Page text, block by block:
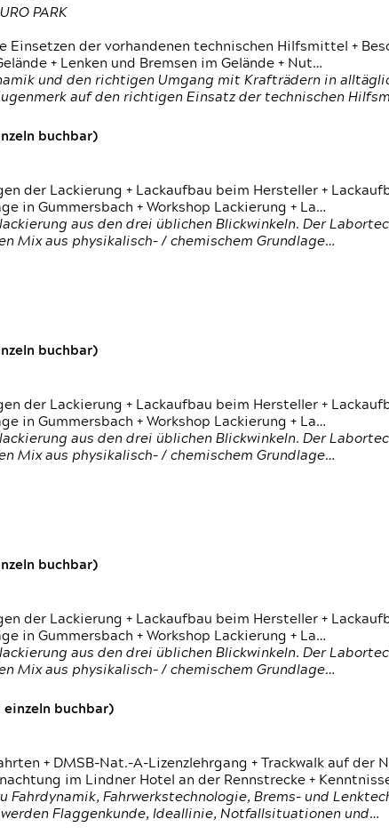
PARK
Einsetzen der vorhandenen technischen Hilfsmittel +
+ Lenken und Bremsen im Gelände + Nut…
und den richtigen Umgang mit Krafträdern in
auf den richtigen Einsatz der technischen
buchbar)
der Lackierung + Lackaufbau beim Hersteller +
in Gummersbach + Workshop Lackierung + La…
aus den drei üblichen Blickwinkeln. Der
Mix aus physikalisch- / chemischem Grundlage…
buchbar)
der Lackierung + Lackaufbau beim Hersteller +
in Gummersbach + Workshop Lackierung + La…
aus den drei üblichen Blickwinkeln. Der
Mix aus physikalisch- / chemischem Grundlage…
buchbar)
der Lackierung + Lackaufbau beim Hersteller +
in Gummersbach + Workshop Lackierung + La…
aus den drei üblichen Blickwinkeln. Der
Mix aus physikalisch- / chemischem Grundlage…
einzeln buchbar)
+ DMSB-Nat.-A-Lizenzlehrgang + Trackwalk auf der
im Lindner Hotel an der Rennstrecke +
Fahrwerkstechnologie, Brems- und
Flaggenkunde, Ideallinie, Notfallsituationen und…